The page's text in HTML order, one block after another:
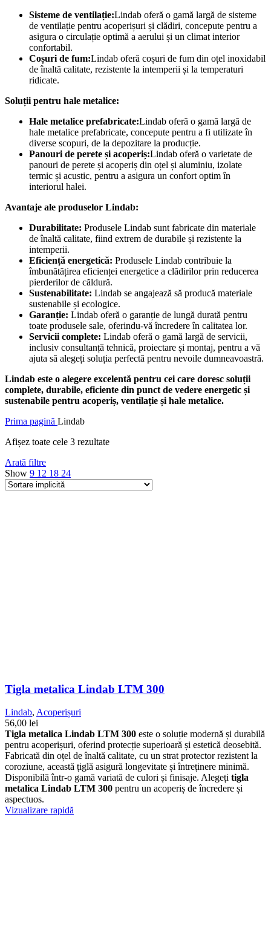
Sisteme de ventilație:Lindab oferă o gamă largă de sisteme
de ventilație pentru acoperișuri și clădiri, concepute pentru a
asigura o circulație optimă a aerului și un climat interior
confortabil.
Coșuri de fum:Lindab oferă coșuri de fum din oțel inoxidabil
de înaltă calitate, rezistente la intemperii și la temperaturi
ridicate.
Soluții pentru hale metalice:
Hale metalice prefabricate:Lindab oferă o gamă largă de
hale metalice prefabricate, concepute pentru a fi utilizate în
diverse scopuri, de la depozitare la producție.
Panouri de perete și acoperiș:Lindab oferă o varietate de
panouri de perete și acoperiș din oțel și aluminiu, izolate
termic și acustic, pentru a asigura un confort optim în
interiorul halei.
Avantaje ale produselor Lindab:
Durabilitate: Produsele Lindab sunt fabricate din materiale
de înaltă calitate, fiind extrem de durabile și rezistente la
intemperii.
Eficiență energetică: Produsele Lindab contribuie la
îmbunătățirea eficienței energetice a clădirilor prin reducerea
pierderilor de căldură.
Sustenabilitate: Lindab se angajează să producă materiale
sustenabile și ecologice.
Garanție: Lindab oferă o garanție de lungă durată pentru
toate produsele sale, oferindu-vă încredere în calitatea lor.
Servicii complete: Lindab oferă o gamă largă de servicii,
inclusiv consultanță tehnică, proiectare și montaj, pentru a vă
ajuta să alegeți soluția perfectă pentru nevoile dumneavoastră.
Lindab este o alegere excelentă pentru cei care doresc soluții
complete, durabile, eficiente din punct de vedere energetic și
sustenabile pentru acoperiș, ventilație și hale metalice.
Prima pagină Lindab
Afișez toate cele 3 rezultate
Arată filtre
Show 9 12 18 24
Tigla metalica Lindab LTM 300
Lindab, Acoperișuri
56,00 lei
Tigla metalica Lindab LTM 300 este o soluție modernă și durabilă
pentru acoperișuri, oferind protecție superioară și estetică deosebită.
Fabricată din oțel de înaltă calitate, cu un strat protector rezistent la
coroziune, această țiglă asigură longevitate și întreținere minimă.
Disponibilă într-o gamă variată de culori și finisaje. Alegeți tigla
metalica Lindab LTM 300 pentru un acoperiș de încredere și
aspectuos.
Vizualizare rapidă